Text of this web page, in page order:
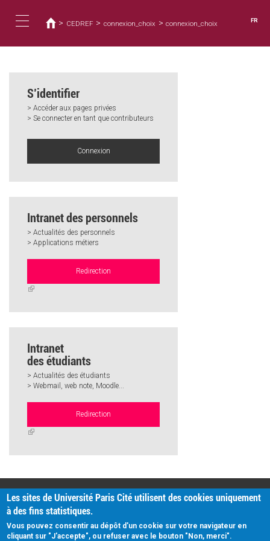
contenu
navigation
êtes
ici
> CEDREF > connexion_choix > connexion_choix FR
S’identifier
> Accéder aux pages privées
> Se connecter en tant que contributeurs
Connexion
Intranet des personnels
> Actualités des personnels
> Applications métiers
Redirection
(link
Intranet
des étudiants
> Actualités des étudiants
> Webmail, web note, Moodle...
Redirection
(link
PRATIQUE
Plan d'accès
Intranet
Mentions légales
Données personnelles
Les sites de Université Paris Cité utilisent des cookies uniquement
à des fins statistiques.
Vous pouvez consentir au dépôt d'un cookie sur votre navigateur en
cliquant sur "J'accepte", ou refuser avec le bouton "Non, merci".